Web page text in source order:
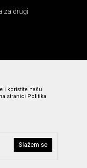
za drugi
i bez grešaka. Svi
i koristite našu
stranici Politika
Slažem se